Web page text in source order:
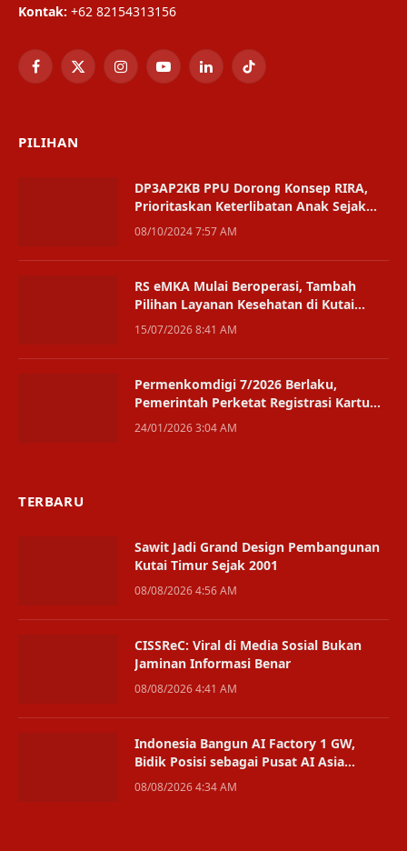
Kontak: +62 82154313156
Facebook
X
InstagramYouTubeLinkedInTikTok
PILIHAN
DP3AP2KB PPU Dorong Konsep RIRA,
Prioritaskan Keterlibatan Anak Sejak
Dini
08/10/2024 7:57 AM
RS eMKA Mulai Beroperasi, Tambah
Pilihan Layanan Kesehatan di Kutai
Kartanegara
15/07/2026 8:41 AM
Permenkomdigi 7/2026 Berlaku,
Pemerintah Perketat Registrasi Kartu
Seluler
24/01/2026 3:04 AM
TERBARU
Sawit Jadi Grand Design Pembangunan
Kutai Timur Sejak 2001
08/08/2026 4:56 AM
CISSReC: Viral di Media Sosial Bukan
Jaminan Informasi Benar
08/08/2026 4:41 AM
Indonesia Bangun AI Factory 1 GW,
Bidik Posisi sebagai Pusat AI Asia
Tenggara
08/08/2026 4:34 AM